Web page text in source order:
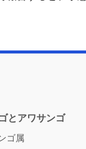
とアワサンゴ
ゴ属